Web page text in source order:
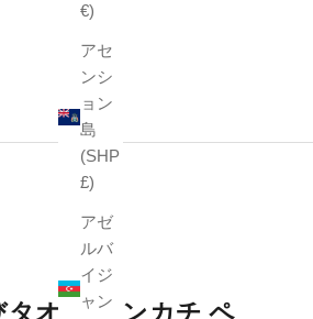
€)
アセ
ンシ
ョン
島
(SHP
£)
アゼ
ルバ
イジ
ャン
オル ハンカチ ペ